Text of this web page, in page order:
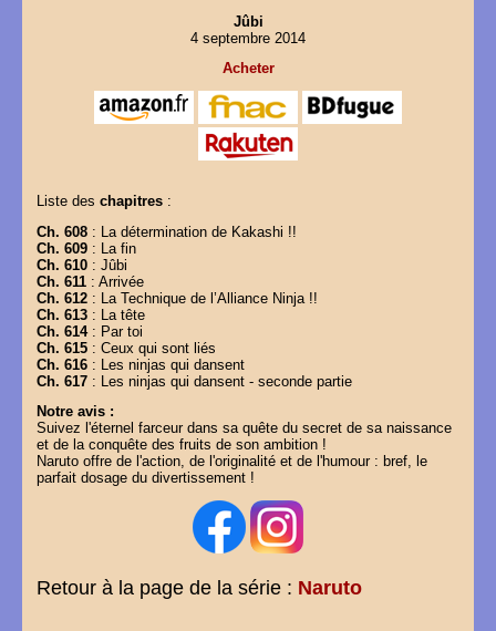
Jûbi
4 septembre 2014
Acheter
Liste des chapitres:
Ch. 608: La détermination de Kakashi !!
Ch. 609: La fin
Ch. 610: Jûbi
Ch. 611: Arrivée
Ch. 612: La Technique de l’Alliance Ninja !!
Ch. 613: La tête
Ch. 614: Par toi
Ch. 615: Ceux qui sont liés
Ch. 616: Les ninjas qui dansent
Ch. 617: Les ninjas qui dansent - seconde partie
Notre avis :
Suivez l'éternel farceur dans sa quête du secret de sa naissance
et de la conquête des fruits de son ambition !
Naruto offre de l'action, de l'originalité et de l'humour : bref, le
parfait dosage du divertissement !
Retour à la page de la série : Naruto